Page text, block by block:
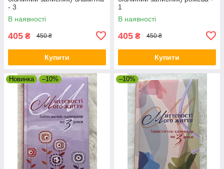
- 3
В наявності
405 ₴ 450 ₴
Купити
1
В наявності
405 ₴ 450 ₴
Купити
Новинка –10% –10%